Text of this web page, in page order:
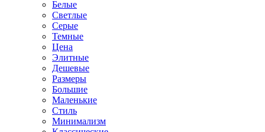
Белые
Светлые
Серые
Темные
Цена
Элитные
Дешевые
Размеры
Большие
Маленькие
Стиль
Минимализм